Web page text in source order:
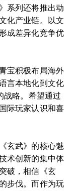
系列还将推出动
化产业链。以文
成差异化竞争优
宝积极布局海外
言本地化到文化
战略。希望通过
际玩家认识和喜
玄武》的核心魅
术创新的集中体
破，相信《玄
步伐。而作为玩